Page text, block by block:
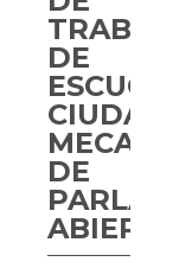
TRABAJO
DE
ESCUCHA
DE
ABIERTO